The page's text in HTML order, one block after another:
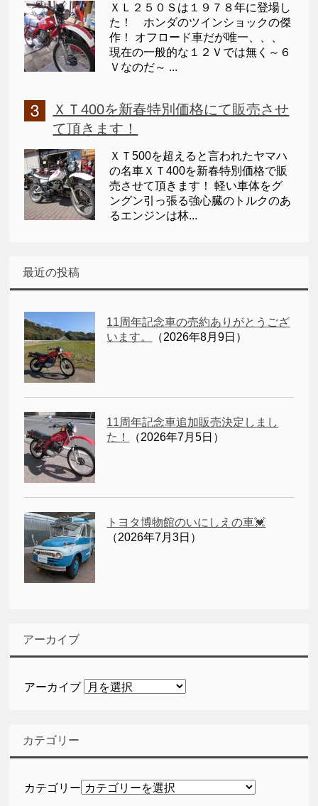
ＸＬ２５０Ｓは１９７８年に登場し
た！ ホンダのツインショックの傑
作！ オフロード車だが唯一、、、
現在の一般的な１２Ｖでは無く～６
Ｖなのだ～ ...
ＸＴ400を新春特別価格にて販売させ
て頂きます！
ＸＴ500を超えると言われたヤマハ
の名車ＸＴ400を新春特別価格で販
売させて頂きます！ 軽い車体をグ
ングン引っ張る強心臓のトルクのあ
るエンジンは林...
最近の投稿
11周年記念車の売約ありがとうござ
います。
（2026年8月9日）
11周年記念車追加販売決定しまし
た！
（2026年7月5日）
トヨタ博物館のいにしえの車💓
（2026年7月3日）
アーカイブ
アーカイブ
カテゴリー
カテゴリー